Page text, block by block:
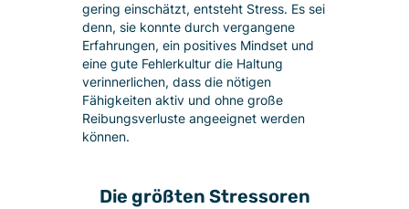
gering einschätzt, entsteht Stress. Es sei
denn, sie konnte durch vergangene
Erfahrungen, ein positives Mindset und
eine gute Fehlerkultur die Haltung
verinnerlichen, dass die nötigen
Fähigkeiten aktiv und ohne große
Reibungsverluste angeeignet werden
können.
Die größten Stressoren